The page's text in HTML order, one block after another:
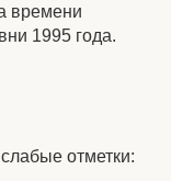
времени
1995 года.
отметки: